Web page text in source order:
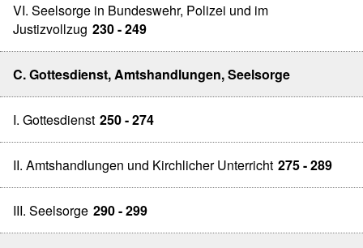
VI. Seelsorge in Bundeswehr, Polizei und im
Justizvollzug 230 - 249
C. Gottesdienst, Amtshandlungen, Seelsorge
I. Gottesdienst 250 - 274
II. Amtshandlungen und Kirchlicher Unterricht 275 - 289
III. Seelsorge 290 - 299